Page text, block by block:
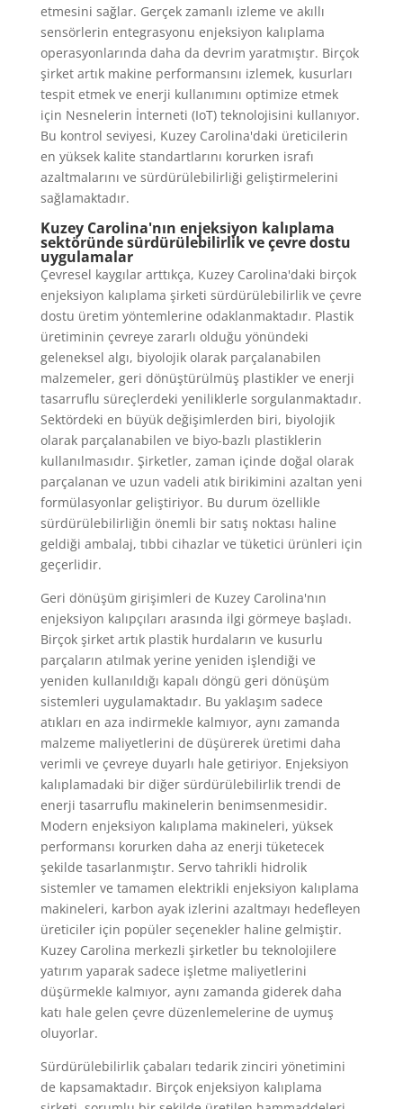
etmesini sağlar. Gerçek zamanlı izleme ve akıllı
sensörlerin entegrasyonu enjeksiyon kalıplama
operasyonlarında daha da devrim yaratmıştır. Birçok
şirket artık makine performansını izlemek, kusurları
tespit etmek ve enerji kullanımını optimize etmek
için Nesnelerin İnterneti (IoT) teknolojisini kullanıyor.
Bu kontrol seviyesi, Kuzey Carolina'daki üreticilerin
en yüksek kalite standartlarını korurken israfı
azaltmalarını ve sürdürülebilirliği geliştirmelerini
sağlamaktadır.
Kuzey Carolina'nın enjeksiyon kalıplama
sektöründe sürdürülebilirlik ve çevre dostu
uygulamalar
Çevresel kaygılar arttıkça, Kuzey Carolina'daki birçok
enjeksiyon kalıplama şirketi sürdürülebilirlik ve çevre
dostu üretim yöntemlerine odaklanmaktadır. Plastik
üretiminin çevreye zararlı olduğu yönündeki
geleneksel algı, biyolojik olarak parçalanabilen
malzemeler, geri dönüştürülmüş plastikler ve enerji
tasarruflu süreçlerdeki yeniliklerle sorgulanmaktadır.
Sektördeki en büyük değişimlerden biri, biyolojik
olarak parçalanabilen ve biyo-bazlı plastiklerin
kullanılmasıdır. Şirketler, zaman içinde doğal olarak
parçalanan ve uzun vadeli atık birikimini azaltan yeni
formülasyonlar geliştiriyor. Bu durum özellikle
sürdürülebilirliğin önemli bir satış noktası haline
geldiği ambalaj, tıbbi cihazlar ve tüketici ürünleri için
geçerlidir.
Geri dönüşüm girişimleri de Kuzey Carolina'nın
enjeksiyon kalıpçıları arasında ilgi görmeye başladı.
Birçok şirket artık plastik hurdaların ve kusurlu
parçaların atılmak yerine yeniden işlendiği ve
yeniden kullanıldığı kapalı döngü geri dönüşüm
sistemleri uygulamaktadır. Bu yaklaşım sadece
atıkları en aza indirmekle kalmıyor, aynı zamanda
malzeme maliyetlerini de düşürerek üretimi daha
verimli ve çevreye duyarlı hale getiriyor. Enjeksiyon
kalıplamadaki bir diğer sürdürülebilirlik trendi de
enerji tasarruflu makinelerin benimsenmesidir.
Modern enjeksiyon kalıplama makineleri, yüksek
performansı korurken daha az enerji tüketecek
şekilde tasarlanmıştır. Servo tahrikli hidrolik
sistemler ve tamamen elektrikli enjeksiyon kalıplama
makineleri, karbon ayak izlerini azaltmayı hedefleyen
üreticiler için popüler seçenekler haline gelmiştir.
Kuzey Carolina merkezli şirketler bu teknolojilere
yatırım yaparak sadece işletme maliyetlerini
düşürmekle kalmıyor, aynı zamanda giderek daha
katı hale gelen çevre düzenlemelerine de uymuş
oluyorlar.
Sürdürülebilirlik çabaları tedarik zinciri yönetimini
de kapsamaktadır. Birçok enjeksiyon kalıplama